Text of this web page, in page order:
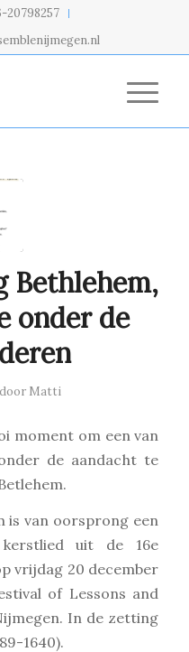
20798257
Bethlehem,
onder de
door Matti
moment om een van
de aandacht te
is van oorsprong een
kerstlied uit de 16e
vrijdag 20 december
of Lessons and
In de zetting
1640).